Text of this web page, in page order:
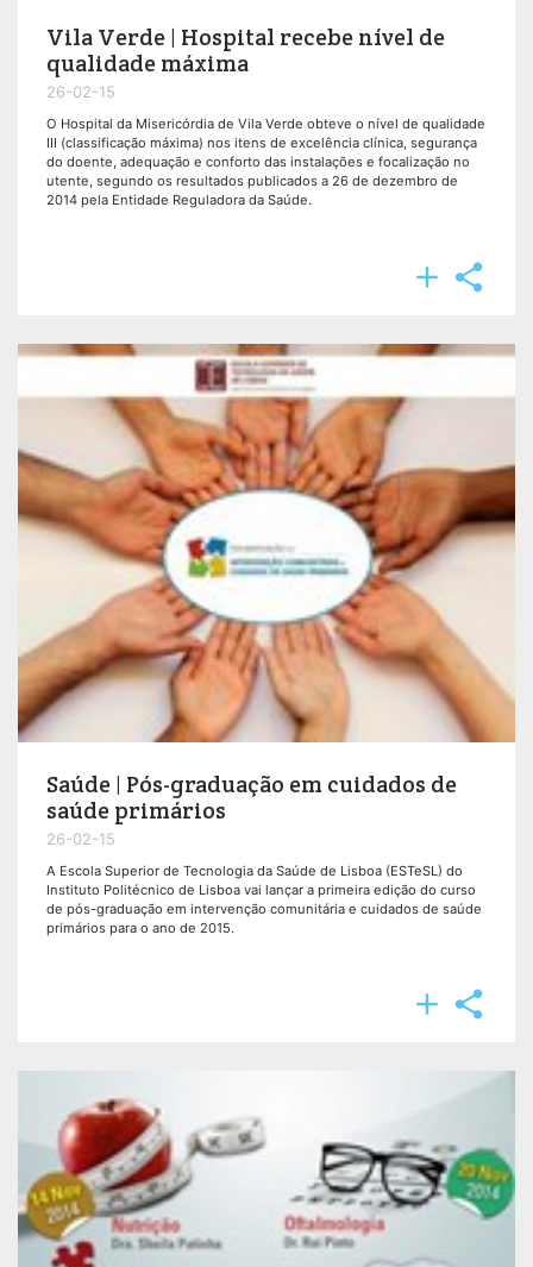
Vila Verde | Hospital recebe nível de
qualidade máxima
26-02-15
O Hospital da Misericórdia de Vila Verde obteve o nível de qualidade
III (classificação máxima) nos itens de excelência clínica, segurança
do doente, adequação e conforto das instalações e focalização no
utente, segundo os resultados publicados a 26 de dezembro de
2014 pela Entidade Reguladora da Saúde.
 
Saúde | Pós-graduação em cuidados de
saúde primários
26-02-15
A Escola Superior de Tecnologia da Saúde de Lisboa (ESTeSL) do
Instituto Politécnico de Lisboa vai lançar a primeira edição do curso
de pós-graduação em intervenção comunitária e cuidados de saúde
primários para o ano de 2015.
 